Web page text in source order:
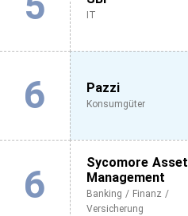
IT
6 Pazzi
Konsumgüter
6
Sycomore Asset
Management
Banking / Finanz /
Versicherung